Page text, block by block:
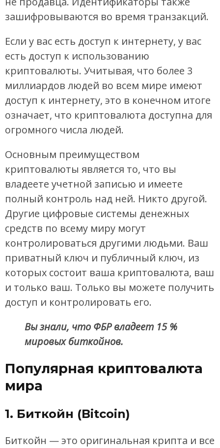
зашифровываются во время транзакций.
Если у вас есть доступ к интернету, у вас
есть доступ к использованию
криптовалюты. Учитывая, что более 3
миллиардов людей во всем мире имеют
доступ к интернету, это в конечном итоге
означает, что криптовалюта доступна для
огромного числа людей.
Основным преимуществом
криптовалюты является то, что вы
владеете учетной записью и имеете
полный контроль над ней. Никто другой.
Другие цифровые системы денежных
средств по всему миру могут
контролироваться другими людьми. Ваш
приватный ключ и публичный ключ, из
которых состоит ваша криптовалюта, ваш
и только ваш. Только вы можете получить
доступ и контролировать его.
Вы знали, что ФБР владеет 15 %
мировых биткойнов.
Популярная криптовалюта
мира
1. Биткойн (Bitcoin)
Биткойн — это оригинальная крипта и все